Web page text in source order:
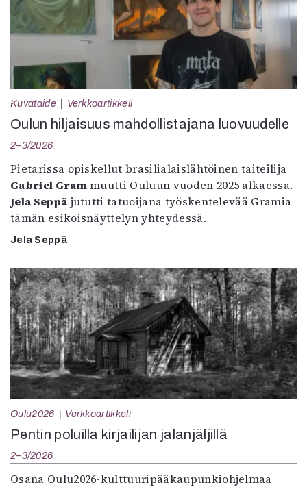
Kuvataide Verkkoartikkeli
Oulun hiljaisuus mahdollistajana luovuudelle
2–3/2026
Pietarissa opiskellut brasilialaislähtöinen taiteilija
Gabriel Grammuutti Ouluun vuoden 2025 alkaessa.
Jela Seppä jututti tatuoijana työskentelevää Gramia
tämän esikoisnäyttelyn yhteydessä.
Jela Seppä
Oulu2026 Verkkoartikkeli
Pentin poluilla kirjailijan jalanjäljillä
2–3/2026
Osana Oulu2026-kulttuuripääkaupunkiohjelmaa